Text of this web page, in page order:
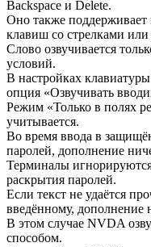
Backspace и Delete.
Оно также
клавиш со стрелками
Слово озвучивается
условий.
В настройках
опция «Озвучивать
Режим «Только в полях
учитывается.
Во время ввода в
паролей, дополнение
Терминалы
раскрытия паролей.
Если текст не удаётся
введённому, дополнение
В этом случае NVDA
способом.